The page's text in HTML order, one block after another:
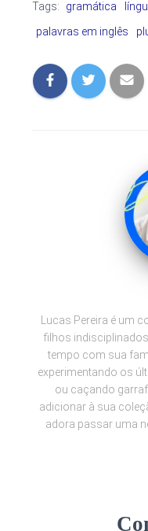
Tags: gramática
palavras em inglês
Lucas Pereira é um
filhos
tempo com sua
experimentando os
ou caçando
adicionar à sua
adora passar uma